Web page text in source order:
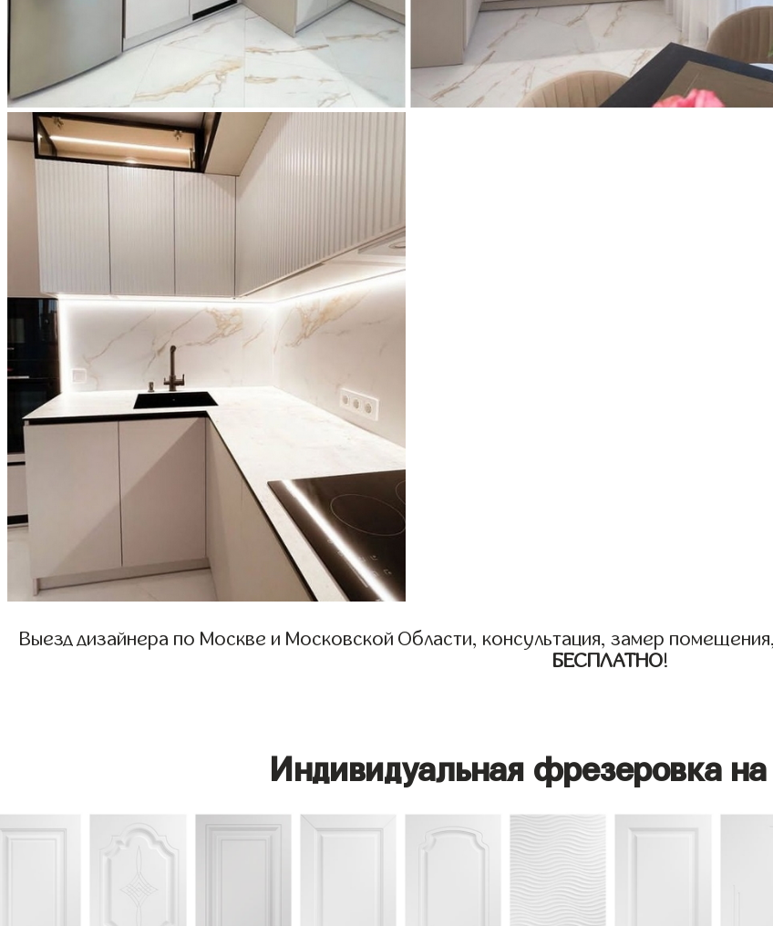
Выезд дизайнера по Москве и Московской Области, консультация, замер
БЕСПЛАТНО!
Индивидуальная фрезеровка